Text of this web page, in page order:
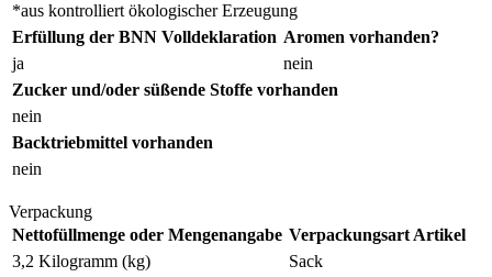
*aus kontrolliert ökologischer Erzeugung
Erfüllung der BNN Volldeklaration
ja
Aromen vorhanden?
nein
Zucker und/oder süßende Stoffe vorhanden
nein
Backtriebmittel vorhanden
nein
Verpackung
Nettofüllmenge oder Mengenangabe
3,2 Kilogramm (kg)
Verpackungsart Artikel
Sack